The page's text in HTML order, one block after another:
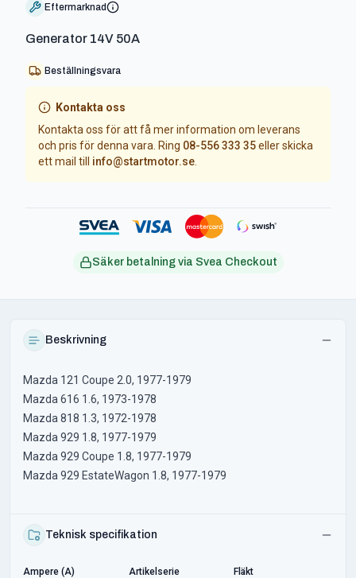
Eftermarknad
Generator 14V 50A
Beställningsvara
Kontakta oss
Kontakta oss för att få mer information om leverans
och pris för denna vara. Ring 08-556 333 35eller skicka
ett mail till
info@startmotor.se
Säker betalning via Svea Checkout
Beskrivning
Mazda 121 Coupe 2.0, 1977-1979
Mazda 616 1.6, 1973-1978
Mazda 818 1.3, 1972-1978
Mazda 929 1.8, 1977-1979
Mazda 929 Coupe 1.8, 1977-1979
Mazda 929 EstateWagon 1.8, 1977-1979
Teknisk specifikation
Ampere (A)
Artikelserie
Fläkt